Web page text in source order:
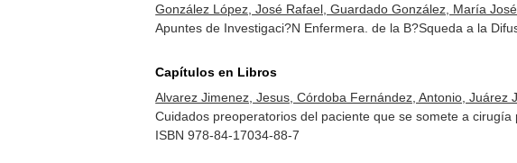
González López, José Rafael, Guardado González, María
Apuntes de Investigaci?N Enfermera. de la B?Squeda a la
Capítulos en Libros
Alvarez Jimenez, Jesus, Córdoba Fernández, Antonio,
Cuidados preoperatorios del paciente que se somete a cirugía
ISBN 978-84-17034-88-7